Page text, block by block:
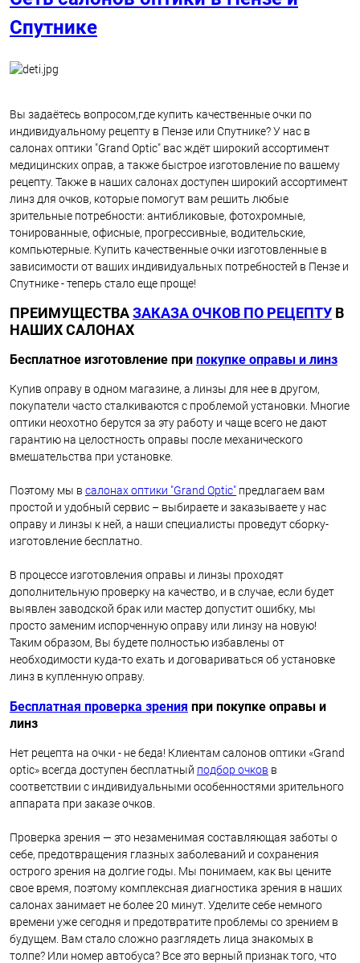
Спутнике
Вы задаётесь вопросом,где купить качественные очки по
индивидуальному рецепту в Пензе или Спутнике? У нас в
салонах оптики "Grand Optic" вас ждёт широкий ассортимент
медицинских оправ, а также быстрое изготовление по вашему
рецепту. Также в наших салонах доступен широкий ассортимент
линз для очков, которые помогут вам решить любые
зрительные потребности: антибликовые, фотохромные,
тонированные, офисные, прогрессивные, водительские,
компьютерные. Купить качественные очки изготовленные в
зависимости от ваших индивидуальных потребностей в Пензе и
Спутнике - теперь стало еще проще!
ПРЕИМУЩЕСТВАЗАКАЗА ОЧКОВ ПО РЕЦЕПТУ В
НАШИХ САЛОНАХ
Бесплатное изготовление при покупке оправы и линз
Купив оправу в одном магазине, а линзы для нее в другом,
покупатели часто сталкиваются с проблемой установки. Многие
оптики неохотно берутся за эту работу и чаще всего не дают
гарантию на целостность оправы после механического
вмешательства при установке.
Поэтому мы в салонах оптики "Grand Optic" предлагаем вам
простой и удобный сервис – выбираете и заказываете у нас
оправу и линзы к ней, а наши специалисты проведут сборку-
изготовление бесплатно.
В процессе изготовления оправы и линзы проходят
дополнительную проверку на качество, и в случае, если будет
выявлен заводской брак или мастер допустит ошибку, мы
просто заменим испорченную оправу или линзу на новую!
Таким образом, Вы будете полностью избавлены от
необходимости куда-то ехать и договариваться об установке
линз в купленную оправу.
Бесплатная проверка зрения при покупке оправы и
линз
Нет рецепта на очки - не беда! Клиентам салонов оптики «Grand
optic» всегда доступен бесплатный подбор очков в
соответствии с индивидуальными особенностями зрительного
аппарата при заказе очков.
Проверка зрения — это незаменимая составляющая заботы о
себе, предотвращения глазных заболеваний и сохранения
острого зрения на долгие годы. Мы понимаем, как вы цените
свое время, поэтому комплексная диагностика зрения в наших
салонах занимает не более 20 минут. Уделите себе немного
времени уже сегодня и предотвратите проблемы со зрением в
будущем. Вам стало сложно разглядеть лица знакомых в
толпе? Или номер автобуса? Все это верный признак того, что